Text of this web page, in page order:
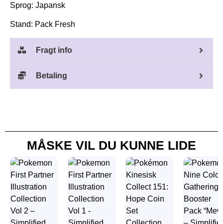
Sprog: Japansk
Stand: Pack Fresh
Fragt info
Betaling
MÅSKE VIL DU KUNNE LIDE